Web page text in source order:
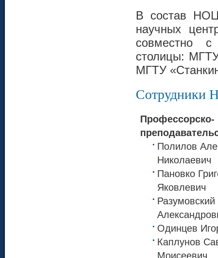
В состав
научных
совместно с
столицы:
МГТУ
Сотрудники
Профессорско-
Полилов
Николаевич
Пановко
Яковлевич
Разумовский
Одинцев
Каплунов
Моисеевич